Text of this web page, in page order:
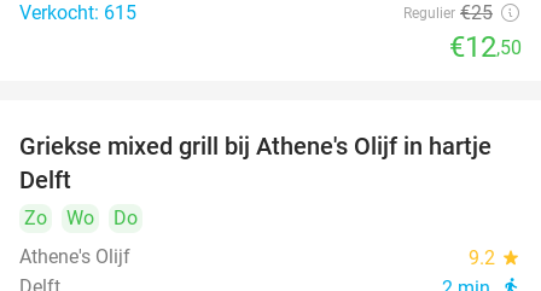
Verkocht: 615 Regulier €25
€12,50
26%
Griekse mixed grill bij Athene's Olijf in hartje
Delft
Zo Wo
Do
Athene's Olijf
9.2 star